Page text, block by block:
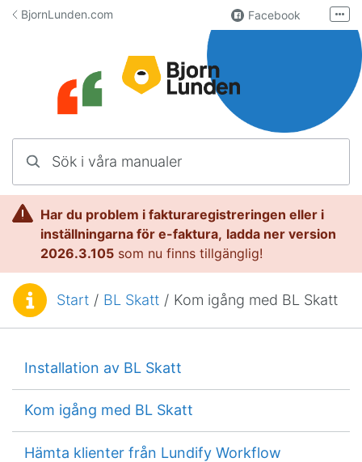
Hoppa till innehåll
BjornLunden.com Facebook
Användargrupp
Kontakta oss
Fler
Har du problem i fakturaregistreringen eller i
inställningarna för e-faktura, ladda ner version
2026.3.105 som nu finns tillgänglig!
Du är här:Start / BL Skatt / Kom igång med BL Skatt
Installation av BL Skatt
Kom igång med BL Skatt
Hämta klienter från Lundify Workflow